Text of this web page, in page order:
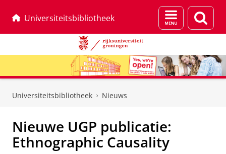
Universiteitsbibliotheek
Menu
en
Universiteitsbibliotheek Nieuws
Nieuwe UGP publicatie:
Ethnographic Causality